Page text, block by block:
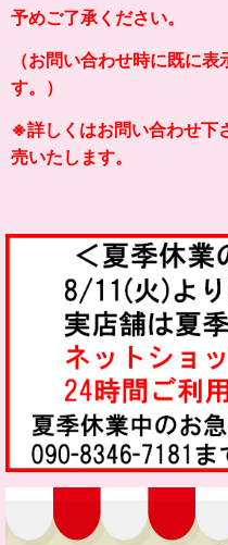
予めご了承ください。
（お問い合わせ時に既に
す。）
※詳しくはお問い合わせ下
売いたします。